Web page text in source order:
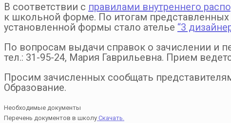
В соответствии с правилами внутреннего
к школьной форме. По итогам
установленной формы стало ателье “3
По вопросам выдачи справок о зачислении и
тел.: 31-95-24, Мария Гаврильевна. Прием
Просим зачисленных сообщать
Образование.
Необходимые документы
Перечень документов в школу Скачать.